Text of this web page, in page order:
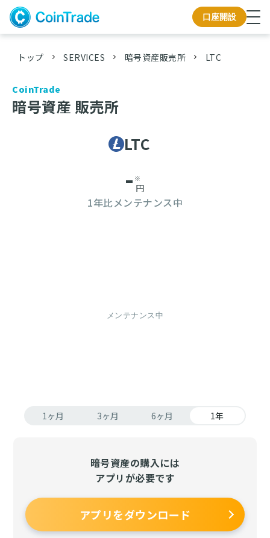
口座開設
トップ SERVICES 暗号資産販売所 LTC
CoinTrade
暗号資産 販売所
LTC
- ※
円
1年比メンテナンス中
1ヶ月 3ヶ月 6ヶ月 1年
暗号資産の購入には
アプリが必要です
アプリをダウンロード